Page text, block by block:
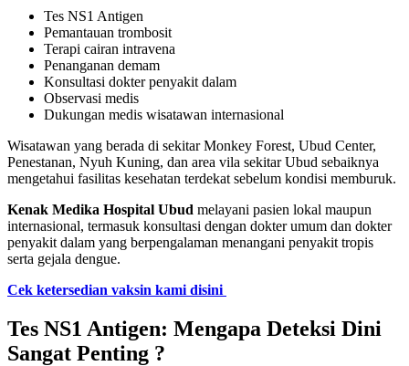
Tes NS1 Antigen
Pemantauan trombosit
Terapi cairan intravena
Penanganan demam
Konsultasi dokter penyakit dalam
Observasi medis
Dukungan medis wisatawan internasional
Wisatawan yang berada di sekitar Monkey Forest, Ubud Center,
Penestanan, Nyuh Kuning, dan area vila sekitar Ubud sebaiknya
mengetahui fasilitas kesehatan terdekat sebelum kondisi memburuk.
Kenak Medika Hospital Ubud melayani pasien lokal maupun
internasional, termasuk konsultasi dengan dokter umum dan dokter
penyakit dalam yang berpengalaman menangani penyakit tropis
serta gejala dengue.
Cek ketersedian vaksin kami disini
Tes NS1 Antigen: Mengapa Deteksi Dini
Sangat Penting ?